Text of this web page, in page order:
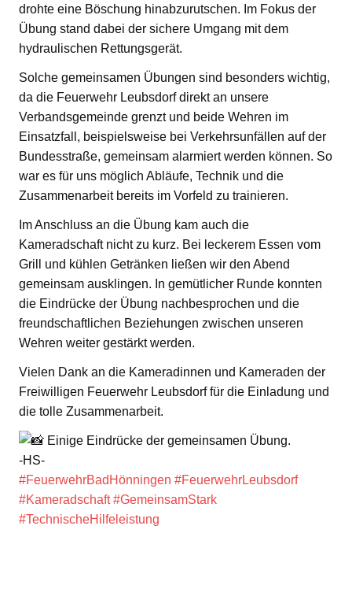
drohte eine Böschung hinabzurutschen. Im Fokus der
Übung stand dabei der sichere Umgang mit dem
hydraulischen Rettungsgerät.
Solche gemeinsamen Übungen sind besonders wichtig,
da die Feuerwehr Leubsdorf direkt an unsere
Verbandsgemeinde grenzt und beide Wehren im
Einsatzfall, beispielsweise bei Verkehrsunfällen auf der
Bundesstraße, gemeinsam alarmiert werden können. So
war es für uns möglich Abläufe, Technik und die
Zusammenarbeit bereits im Vorfeld zu trainieren.
Im Anschluss an die Übung kam auch die
Kameradschaft nicht zu kurz. Bei leckerem Essen vom
Grill und kühlen Getränken ließen wir den Abend
gemeinsam ausklingen. In gemütlicher Runde konnten
die Eindrücke der Übung nachbesprochen und die
freundschaftlichen Beziehungen zwischen unseren
Wehren weiter gestärkt werden.
Vielen Dank an die Kameradinnen und Kameraden der
Freiwilligen Feuerwehr Leubsdorf für die Einladung und
die tolle Zusammenarbeit.
Einige Eindrücke der gemeinsamen Übung.
-HS-
#FeuerwehrBadHönningen #FeuerwehrLeubsdorf
#Kameradschaft #GemeinsamStark
#TechnischeHilfeleistung